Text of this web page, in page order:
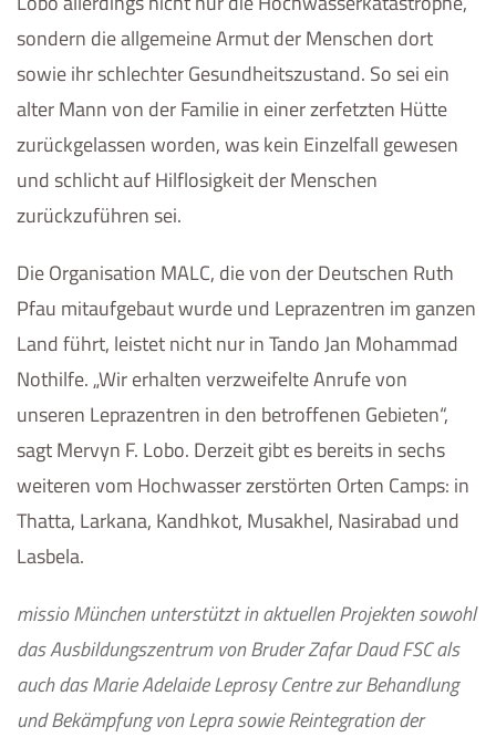
sondern die allgemeine Armut der Menschen dort
sowie ihr schlechter Gesundheitszustand. So sei ein
alter Mann von der Familie in einer zerfetzten Hütte
zurückgelassen worden, was kein Einzelfall gewesen
und schlicht auf Hilflosigkeit der Menschen
zurückzuführen sei.
Die Organisation MALC, die von der Deutschen Ruth
Pfau mitaufgebaut wurde und Leprazentren im ganzen
Land führt, leistet nicht nur in Tando Jan Mohammad
Nothilfe. „Wir erhalten verzweifelte Anrufe von
unseren Leprazentren in den betroffenen Gebieten“,
sagt Mervyn F. Lobo. Derzeit gibt es bereits in sechs
weiteren vom Hochwasser zerstörten Orten Camps: in
Thatta, Larkana, Kandhkot, Musakhel, Nasirabad und
Lasbela.
missio München unterstützt in aktuellen Projekten sowohl
das Ausbildungszentrum von Bruder Zafar Daud FSC als
auch das Marie Adelaide Leprosy Centre zur Behandlung
und Bekämpfung von Lepra sowie Reintegration der